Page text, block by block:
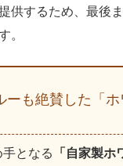
供するため、最後
。
ーも絶賛した「
となる 「自家製